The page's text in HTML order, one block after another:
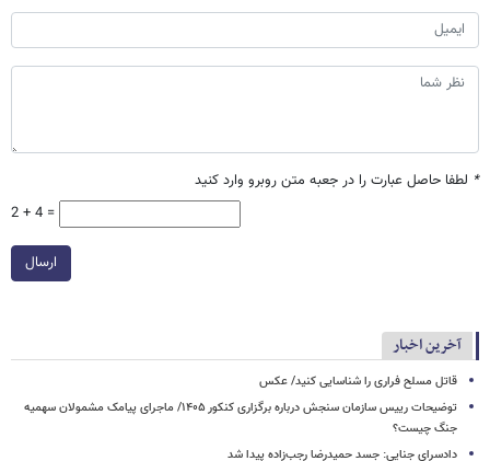
* لطفا حاصل عبارت را در جعبه متن روبرو وارد کنید
2 + 4 =
ارسال
آخرین اخبار
قاتل مسلح فراری را شناسایی کنید/ عکس
توضیحات رییس سازمان سنجش درباره برگزاری کنکور ۱۴۰۵/ ماجرای پیامک مشمولان سهمیه
جنگ چیست؟
دادسرای جنایی: جسد حمیدرضا رجب‌زاده پیدا شد